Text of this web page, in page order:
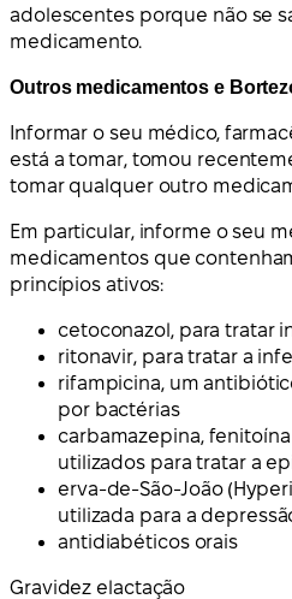
adolescentes porque não se
medicamento.
Outros medicamentos e
Informar o seu médico,
está a tomar, tomou
tomar qualquer outro
Em particular, informe o seu
medicamentos que
princípios ativos:
cetoconazol, para tratar
ritonavir, para tratar a
rifampicina, um
por bactérias
carbamazepina,
utilizados para tratar a
erva-de-São-João
utilizada para a
antidiabéticos orais
Gravidez elactação